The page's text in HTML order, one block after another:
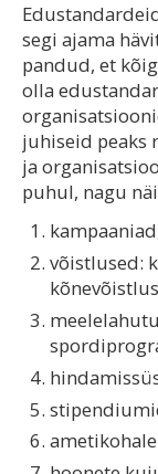
segi ajama
pandud, et
olla
juhiseid peaks
ja
puhul, nagu
võistlused: